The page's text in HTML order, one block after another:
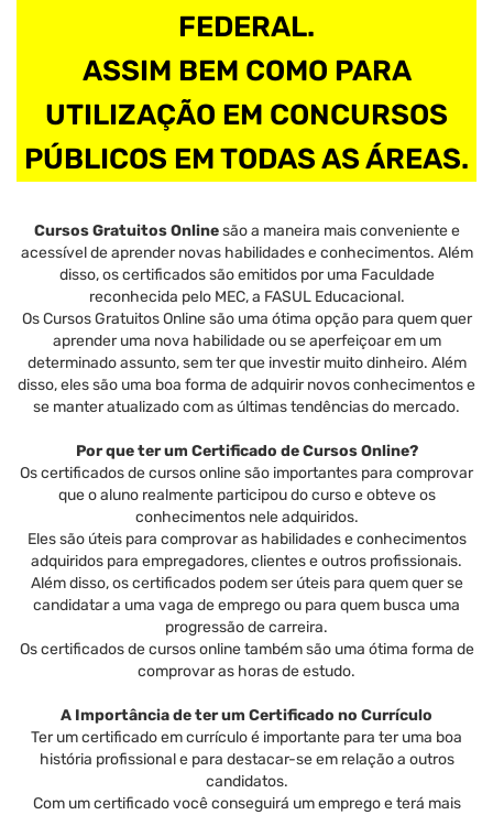
FEDERAL.
ASSIM BEM COMO PARA
UTILIZAÇÃO EM CONCURSOS
PÚBLICOS EM TODAS AS ÁREAS.
Cursos Gratuitos Onlinesão a maneira mais conveniente e
acessível de aprender novas habilidades e conhecimentos. Além
disso, os certificados são emitidos por uma Faculdade
reconhecida pelo MEC, a FASUL Educacional.
Os Cursos Gratuitos Online são uma ótima opção para quem quer
aprender uma nova habilidade ou se aperfeiçoar em um
determinado assunto, sem ter que investir muito dinheiro. Além
disso, eles são uma boa forma de adquirir novos conhecimentos e
se manter atualizado com as últimas tendências do mercado.
Por que ter um Certificado de Cursos Online?
Os certificados de cursos online são importantes para comprovar
que o aluno realmente participou do curso e obteve os
conhecimentos nele adquiridos.
Eles são úteis para comprovar as habilidades e conhecimentos
adquiridos para empregadores, clientes e outros profissionais.
Além disso, os certificados podem ser úteis para quem quer se
candidatar a uma vaga de emprego ou para quem busca uma
progressão de carreira.
Os certificados de cursos online também são uma ótima forma de
comprovar as horas de estudo.
A Importância de ter um Certificado no Currículo
Ter um certificado em currículo é importante para ter uma boa
história profissional e para destacar-se em relação a outros
candidatos.
Com um certificado você conseguirá um emprego e terá mais